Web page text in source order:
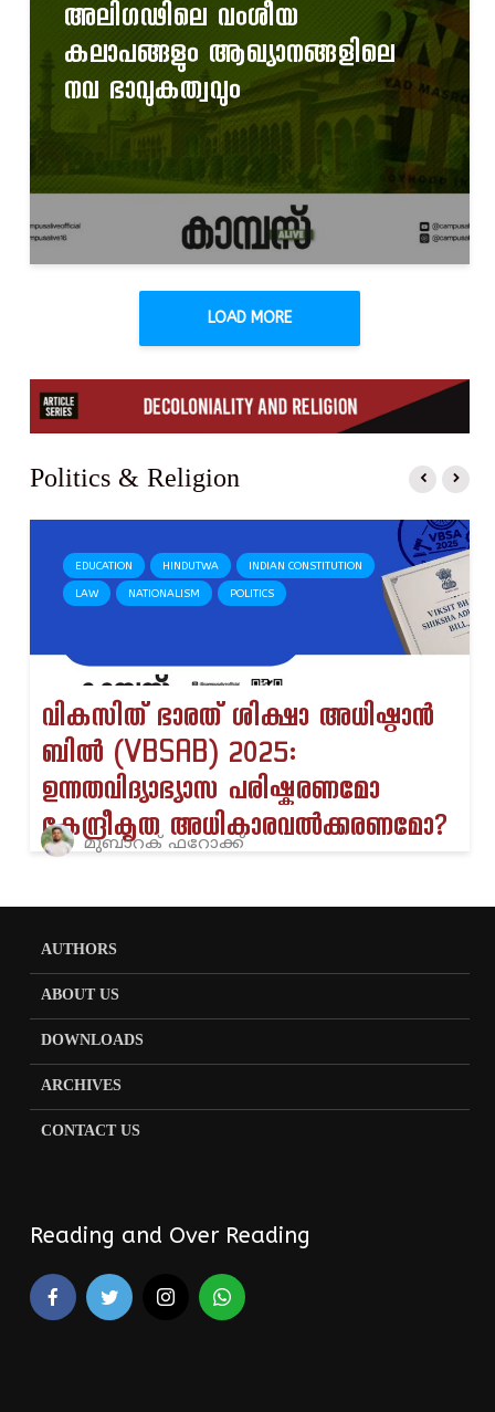
അലിഗഢിലെ വംശീയ
കലാപങ്ങളും ആഖ്യാനങ്ങളിലെ
നവ ഭാവുകത്വവും
LOAD MORE
Politics & Religion
EDUCATION HINDUTWA INDIAN CONSTITUTION
LAW NATIONALISM POLITICS
വികസിത് ഭാരത് ശിക്ഷാ അധിഷ്ഠാൻ
ബിൽ (VBSAB) 2025:
ഉന്നതവിദ്യാഭ്യാസ പരിഷ്കരണമോ
കേന്ദ്രീകൃത അധികാരവൽക്കരണമോ?
മുബാറക് ഫറോക്ക്
AUTHORS
ABOUT US
DOWNLOADS
ARCHIVES
CONTACT US
Reading and Over Reading